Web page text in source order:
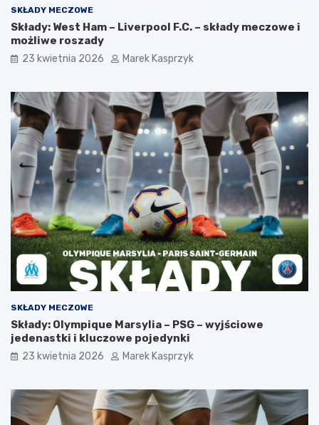
SKŁADY MECZOWE
Składy: West Ham – Liverpool F.C. – składy meczowe i
możliwe roszady
23 kwietnia 2026 Marek Kasprzyk
SKŁADY MECZOWE
Składy: Olympique Marsylia – PSG – wyjściowe
jedenastki i kluczowe pojedynki
23 kwietnia 2026 Marek Kasprzyk